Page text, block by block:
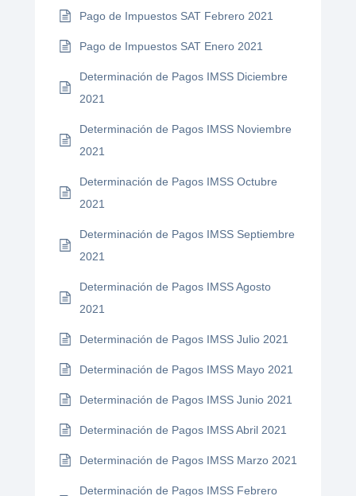
Pago de Impuestos SAT Febrero 2021
Pago de Impuestos SAT Enero 2021
Determinación de Pagos IMSS Diciembre
2021
Determinación de Pagos IMSS Noviembre
2021
Determinación de Pagos IMSS Octubre
2021
Determinación de Pagos IMSS Septiembre
2021
Determinación de Pagos IMSS Agosto
2021
Determinación de Pagos IMSS Julio 2021
Determinación de Pagos IMSS Mayo 2021
Determinación de Pagos IMSS Junio 2021
Determinación de Pagos IMSS Abril 2021
Determinación de Pagos IMSS Marzo 2021
Determinación de Pagos IMSS Febrero